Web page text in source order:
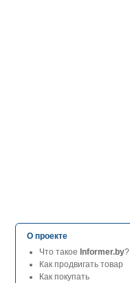
О проекте
Что такое Informer.by?
Как продвигать товар
Как покупать